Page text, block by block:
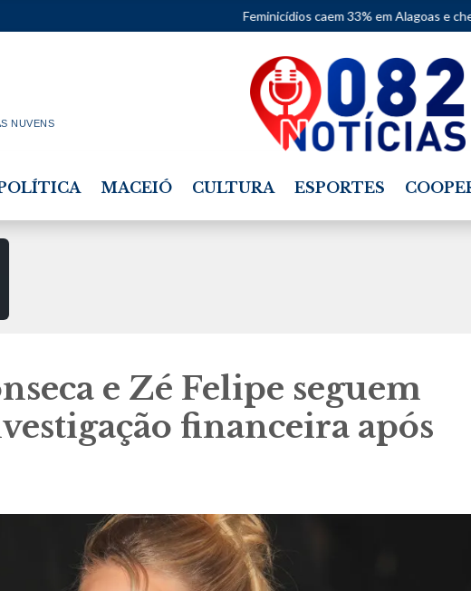
Feminicídios caem 33% em Alagoas e chegam ao
NUVENS
MACEIÓ CULTURA ESPORTES
e Zé Felipe seguem
financeira após